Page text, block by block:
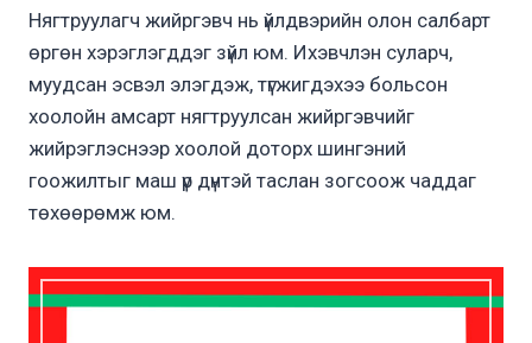
Нягтруулагч жийргэвч нь үйлдвэрийн олон салбарт
өргөн хэрэглэгддэг зүйл юм. Ихэвчлэн суларч,
муудсан эсвэл элэгдэж, түгжигдэхээ больсон
хоолойн амсарт нягтруулсан жийргэвчийг
жийрэглэснээр хоолой доторх шингэний
гоожилтыг маш үр дүнтэй таслан зогсоож чаддаг
төхөөрөмж юм.